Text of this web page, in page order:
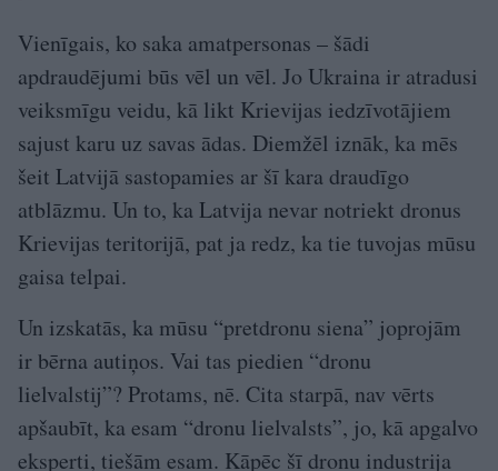
Vienīgais, ko saka amatpersonas – šādi
apdraudējumi būs vēl un vēl. Jo Ukraina ir atradusi
veiksmīgu veidu, kā likt Krievijas iedzīvotājiem
sajust karu uz savas ādas. Diemžēl iznāk, ka mēs
šeit Latvijā sastopamies ar šī kara draudīgo
atblāzmu. Un to, ka Latvija nevar notriekt dronus
Krievijas teritorijā, pat ja redz, ka tie tuvojas mūsu
gaisa telpai.
Un izskatās, ka mūsu “pretdronu siena” joprojām
ir bērna autiņos. Vai tas piedien “dronu
lielvalstij”? Protams, nē. Cita starpā, nav vērts
apšaubīt, ka esam “dronu lielvalsts”, jo, kā apgalvo
eksperti, tiešām esam. Kāpēc šī dronu industrija